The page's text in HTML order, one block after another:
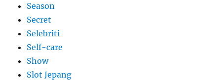
Season
Secret
Selebriti
Self-care
Show
Slot Jepang